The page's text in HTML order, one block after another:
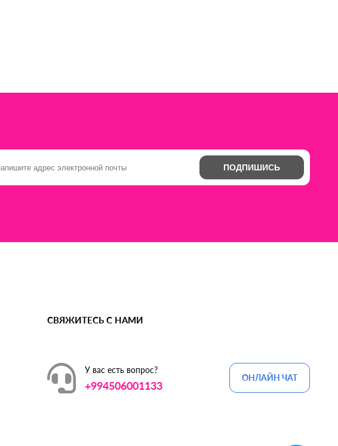
ПОДПИШИСЬ
СВЯЖИТЕСЬ С НАМИ
У вас есть вопрос?
+994506001133
ОНЛАЙН ЧАТ